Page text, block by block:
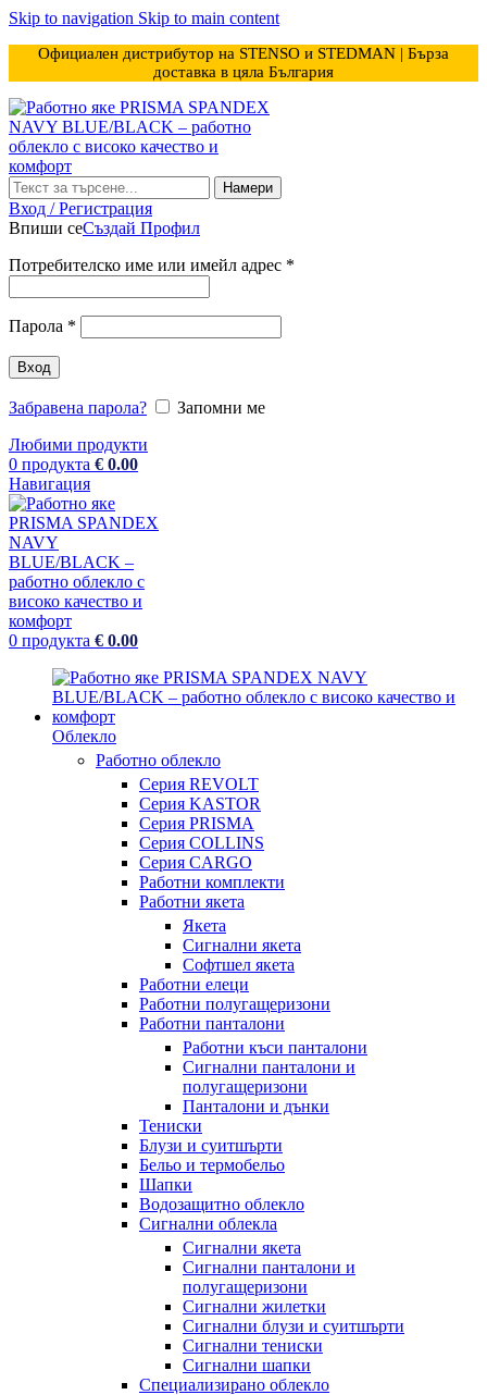
Skip to navigation Skip to main content
Официален дистрибутор на STENSO и STEDMAN | Бърза
доставка в цяла България
Намери
Вход / Регистрация
Впиши сеСъздай Профил
Потребителско име или имейл адрес *
Парола *
Вход
Забравена парола?
Запомни ме
Любими продукти
0 продукта € 0.00
Навигация
0 продукта € 0.00
Облекло
Работно облекло
Серия REVOLT
Серия KASTOR
Серия PRISMA
Серия COLLINS
Серия CARGO
Работни комплекти
Работни якета
Якета
Сигнални якета
Софтшел якета
Работни елеци
Работни полугащеризони
Работни панталони
Работни къси панталони
Сигнални панталони и
полугащеризони
Панталони и дънки
Тениски
Блузи и суитшърти
Бельо и термобельо
Шапки
Водозащитно облекло
Сигнални облекла
Сигнални якета
Сигнални панталони и
полугащеризони
Сигнални жилетки
Сигнални блузи и суитшърти
Сигнални тениски
Сигнални шапки
Специализирано облекло